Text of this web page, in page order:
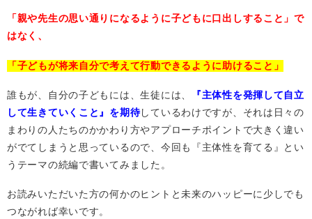
「親や先生の思い通りになるように子どもに口出しすること」で
はなく、
「子どもが将来自分で考えて行動できるように助けること」
誰もが、自分の子どもには、生徒には、
『主体性を発揮して自立
して生きていくこと』を期待しているわけですが、それは日々の
まわりの人たちのかかわり方やアプローチポイントで大きく違い
がでてしまうと思っているので、今回も『主体性を育てる』とい
うテーマの続編で書いてみました。
お読みいただいた方の何かのヒントと未来のハッピーに少しでも
つながれば幸いです。